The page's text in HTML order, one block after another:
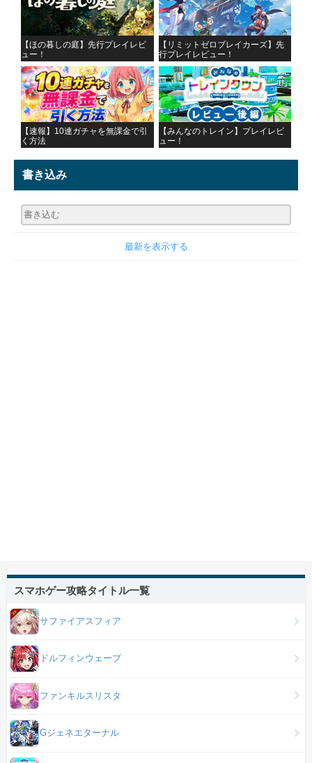
【ほの暮しの庭】先行プレイレビ
ュー！
【リミットゼロブレイカーズ】先
行プレイレビュー！
【速報】10連ガチャを無課金で引
く方法
【みんなのトレイン】プレイレビ
ュー！
書き込み
最新を表示する
スマホゲー攻略タイトル一覧
サファイアスフィア
ドルフィンウェーブ
ファンキルスリスタ
Gジェネエターナル